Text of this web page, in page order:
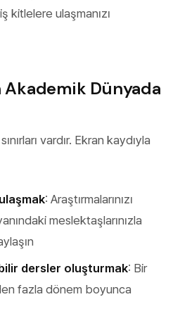
kitlelere ulaşmanızı
Akademik Dünyada
vardır. Ekran kaydıyla
: Araştırmalarınızı
meslektaşlarınızla
dersler oluşturmak: Bir
fazla dönem boyunca